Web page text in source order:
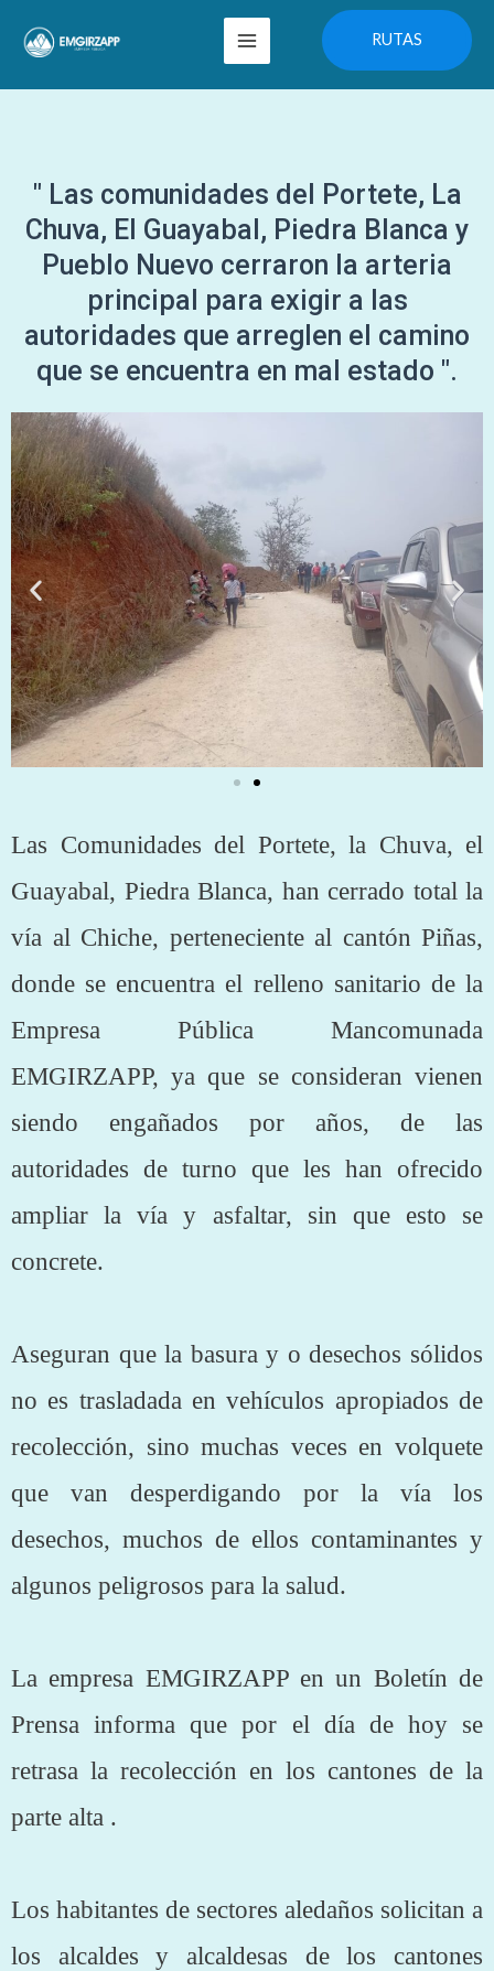
Main
Menu
RUTAS
" Las comunidades del Portete, La
Chuva, El Guayabal, Piedra Blanca y
Pueblo Nuevo cerraron la arteria
principal para exigir a las
autoridades que arreglen el camino
que se encuentra en mal estado ".
Las Comunidades del Portete, la Chuva, el
Guayabal, Piedra Blanca, han cerrado total la
vía al Chiche, perteneciente al cantón Piñas,
donde se encuentra el relleno sanitario de la
Empresa Pública Mancomunada
EMGIRZAPP, ya que se consideran vienen
siendo engañados por años, de las
autoridades de turno que les han ofrecido
ampliar la vía y asfaltar, sin que esto se
concrete.
Aseguran que la basura y o desechos sólidos
no es trasladada en vehículos apropiados de
recolección, sino muchas veces en volquete
que van desperdigando por la vía los
desechos, muchos de ellos contaminantes y
algunos peligrosos para la salud.
La empresa EMGIRZAPP en un Boletín de
Prensa informa que por el día de hoy se
retrasa la recolección en los cantones de la
parte alta .
Los habitantes de sectores aledaños solicitan a
los alcaldes y alcaldesas de los cantones